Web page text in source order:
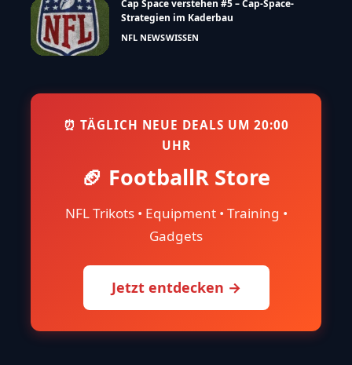
Cap Space verstehen #5 – Cap-Space-
Strategien im Kaderbau
NFL NEWSWISSEN
⏰ TÄGLICH NEUE DEALS UM 20:00
UHR
🏈 FootballR Store
NFL Trikots • Equipment • Training •
Gadgets
Jetzt entdecken →